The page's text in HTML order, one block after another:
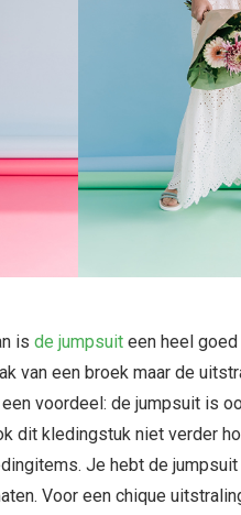
is de jumpsuit een heel
van een broek maar de
voordeel: de jumpsuit is
dit kledingstuk niet verder
Je hebt de
Voor een chique